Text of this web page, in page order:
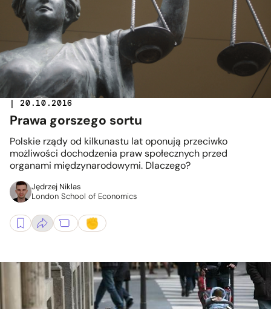
| 20.10.2016
Prawa gorszego sortu
Polskie rządy od kilkunastu lat oponują przeciwko
możliwości dochodzenia praw społecznych przed
organami międzynarodowymi. Dlaczego?
Jędrzej Niklas
London School of Economics